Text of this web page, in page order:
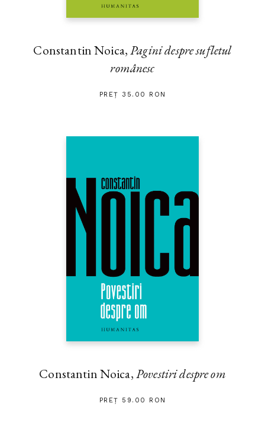
Constantin Noica,Pagini despre sufletul
românesc
PREȚ 35.00 RON
Constantin Noica,Povestiri despre om
PREȚ 59.00 RON